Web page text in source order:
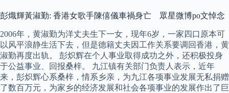
彭熾輝黃淑勤: 香港女歌手陳僖儀車禍身亡 眾星微博po文悼念
2006年，黄淑勤为洋丈夫生下一女，现年6岁，一家四口原本可
以风平浪静生活下去，但是德籍丈夫因工作关系要调回香港，黄
淑勤再度出轨。 彭炽辉在个人事业取得成功之外，还积极投身
于公益事业、回报桑梓。 九江镇有关部门负责人表示，近年
来，彭炽辉心系桑梓，情系乡亲，为九江各项事业发展无私捐赠
了数百万元，为家乡的经济发展和社会各项事业的发展作出了巨